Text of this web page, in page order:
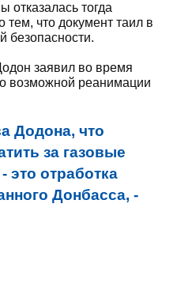
отказалась тогда
тем, что документ таил в
безопасности.
заявил во время
возможной реанимации
Додона, что
за газовые
это отработка
Донбасса, -